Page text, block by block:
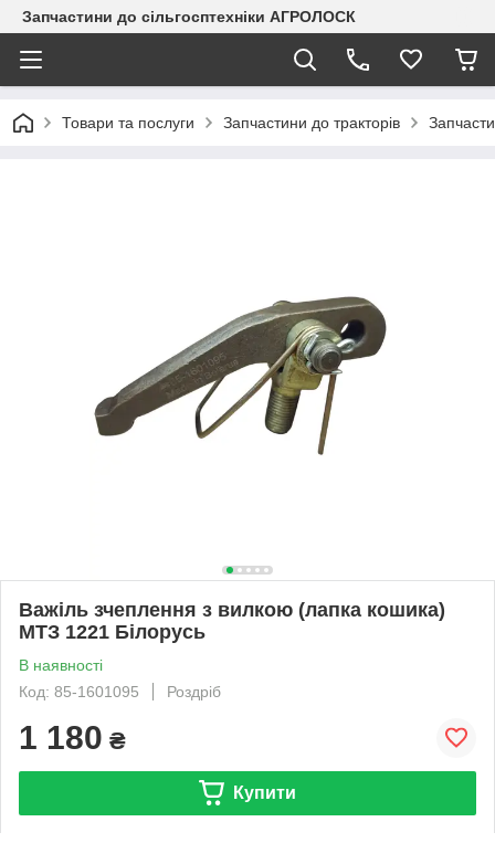
Запчастини до сільгосптехніки АГРОЛОСК
Товари та послуги Запчастини до тракторів
Важіль зчеплення з вилкою (лапка кошика)
МТЗ 1221 Білорусь
В наявності
Код: 85-1601095
Роздріб
1 180 ₴
Купити